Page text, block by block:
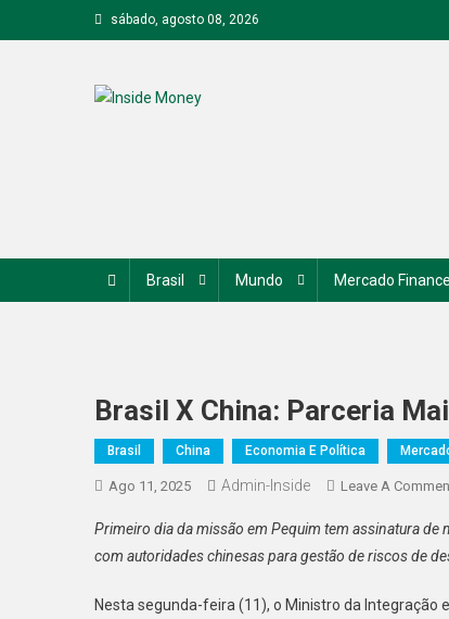
to
sábado, agosto 08, 2026
Brasil Mundo Mercado
Brasil X China: Parceria
Brasil China Economia E Política
Ago 11, 2025 Admin-Inside Leave A
Primeiro dia da missão em Pequim tem assinatura
com autoridades chinesas para gestão de riscos de
Nesta segunda-feira (11), o Ministro da Integração